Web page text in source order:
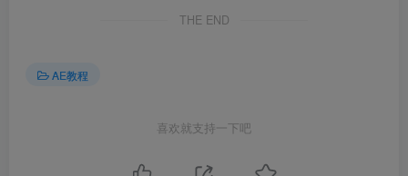
THE END
AE教程
喜欢就支持一下吧